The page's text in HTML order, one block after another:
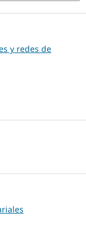
y redes de